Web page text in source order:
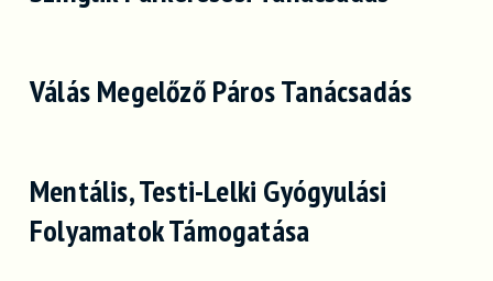
Válás Megelőző Páros Tanácsadás
Mentális, Testi-Lelki Gyógyulási
Folyamatok Támogatása